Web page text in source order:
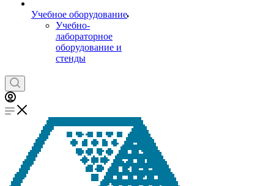
Учебное оборудование
Учебно-
лабораторное
оборудование и
стенды